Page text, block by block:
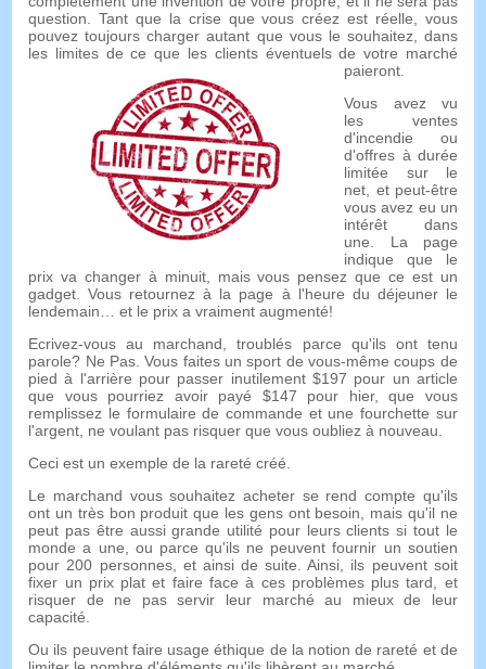
question. Tant que la crise que vous créez est réelle, vous
pouvez toujours charger autant que vous le souhaitez, dans
les limites de ce que les clients éventuels de votre marché
paieront.
Vous avez vu
les ventes
d'incendie ou
d'offres à durée
limitée sur le
net, et peut-être
vous avez eu un
intérêt dans
une. La page
indique que le
prix va changer à minuit, mais vous pensez que ce est un
gadget. Vous retournez à la page à l'heure du déjeuner le
lendemain… et le prix a vraiment augmenté!
Ecrivez-vous au marchand, troublés parce qu'ils ont tenu
parole? Ne Pas. Vous faites un sport de vous-même coups de
pied à l'arrière pour passer inutilement $197 pour un article
que vous pourriez avoir payé $147 pour hier, que vous
remplissez le formulaire de commande et une fourchette sur
l'argent, ne voulant pas risquer que vous oubliez à nouveau.
Ceci est un exemple de la rareté créé.
Le marchand vous souhaitez acheter se rend compte qu'ils
ont un très bon produit que les gens ont besoin, mais qu'il ne
peut pas être aussi grande utilité pour leurs clients si tout le
monde a une, ou parce qu'ils ne peuvent fournir un soutien
pour 200 personnes, et ainsi de suite. Ainsi, ils peuvent soit
fixer un prix plat et faire face à ces problèmes plus tard, et
risquer de ne pas servir leur marché au mieux de leur
capacité.
Ou ils peuvent faire usage éthique de la notion de rareté et de